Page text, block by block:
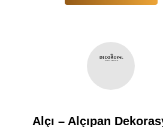
Alçı – Alçıpan